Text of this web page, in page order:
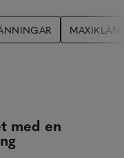
med en